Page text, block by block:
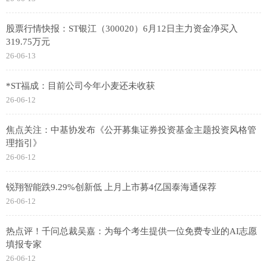
股票行情快报：ST银江（300020）6月12日主力资金净买入
319.75万元
26-06-13
*ST福成：目前公司今年小麦还未收获
26-06-12
焦点关注：中基协发布《公开募集证券投资基金主题投资风格管
理指引》
26-06-12
锐翔智能跌9.29%创新低 上月上市募4亿国泰海通保荐
26-06-12
热点评！千问总裁吴嘉：为每个考生提供一位免费专业的AI志愿
填报专家
26-06-12